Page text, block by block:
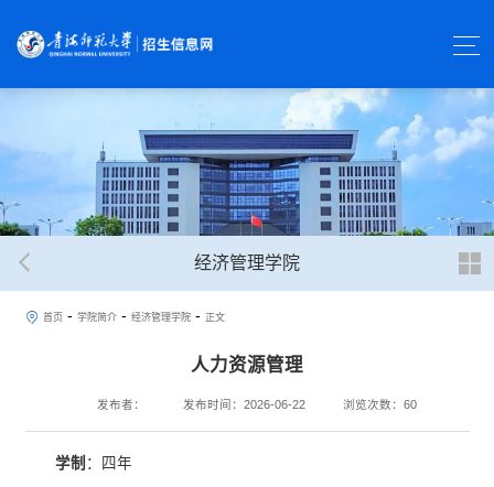
经济管理学院
首页 - 学院简介 - 经济管理学院 - 正文
人力资源管理
发布者： 发布时间：2026-06-22 浏览次数： 60
学制 ：四年